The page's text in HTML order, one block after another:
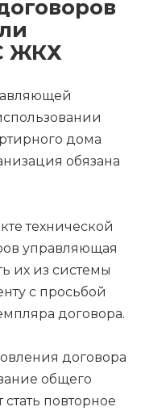
ЖКХ
дома
обязана
технической
управляющая
их из системы
с просьбой
договора.
договора
общего
повторное